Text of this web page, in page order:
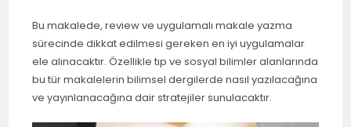
Bu makalede, review ve uygulamalı makale yazma
sürecinde dikkat edilmesi gereken en iyi uygulamalar
ele alınacaktır. Özellikle tıp ve sosyal bilimler alanlarında
bu tür makalelerin bilimsel dergilerde nasıl yazılacağına
ve yayınlanacağına dair stratejiler sunulacaktır.